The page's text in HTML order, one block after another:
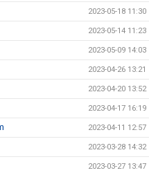
2023-05-18 11:30
2023-05-14 11:23
2023-05-09 14:03
2023-04-26 13:21
2023-04-20 13:52
2023-04-17 16:19
2023-04-11 12:57
2023-03-28 14:32
2023-03-27 13:47